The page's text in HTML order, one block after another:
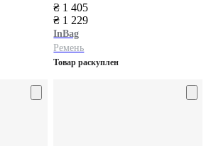
₴ 1 405
₴ 1 229
InBag
Ремень
Товар раскуплен